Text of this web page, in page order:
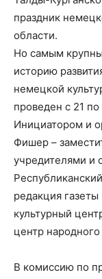
праздник
области.
Но самым
историю
немецкой
проведен с 21
Инициатором и
Фишер –
учредителями и
редакция
культурный
центр
В комиссию по